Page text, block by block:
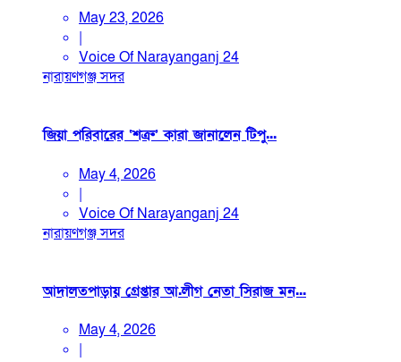
May 23, 2026
|
Voice Of Narayanganj 24
নারায়ণগঞ্জ সদর
জিয়া পরিবারের ‘শত্রু’ কারা জানালেন টিপু...
May 4, 2026
|
Voice Of Narayanganj 24
নারায়ণগঞ্জ সদর
আদালতপাড়ায় গ্রেপ্তার আ.লীগ নেতা সিরাজ মন...
May 4, 2026
|